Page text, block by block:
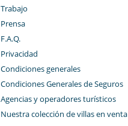
Trabajo
Prensa
F.A.Q.
Privacidad
Condiciones generales
Condiciones Generales de Seguros
Agencias y operadores turísticos
Nuestra colección de villas en venta